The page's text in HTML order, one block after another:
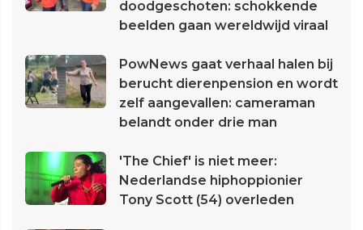
doodgeschoten: schokkende
beelden gaan wereldwijd viraal
PowNews gaat verhaal halen bij
berucht dierenpension en wordt
zelf aangevallen: cameraman
belandt onder drie man
'The Chief' is niet meer:
Nederlandse hiphoppionier
Tony Scott (54) overleden